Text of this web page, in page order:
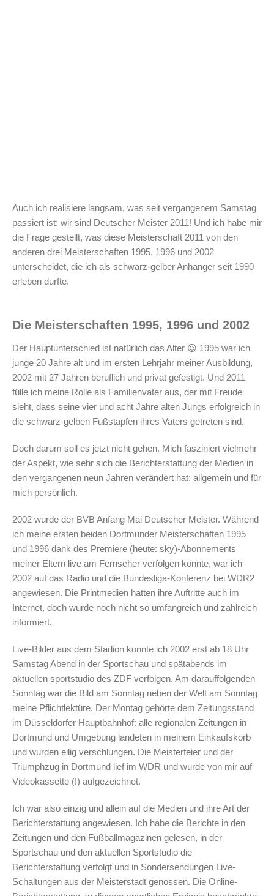
Auch ich realisiere langsam, was seit vergangenem Samstag
passiert ist: wir sind Deutscher Meister 2011! Und ich habe mir
die Frage gestellt, was diese Meisterschaft 2011 von den
anderen drei Meisterschaften 1995, 1996 und 2002
unterscheidet, die ich als schwarz-gelber Anhänger seit 1990
erleben durfte.
Die Meisterschaften 1995, 1996 und 2002
Der Hauptunterschied ist natürlich das Alter 😉 1995 war ich
junge 20 Jahre alt und im ersten Lehrjahr meiner Ausbildung,
2002 mit 27 Jahren beruflich und privat gefestigt. Und 2011
fülle ich meine Rolle als Familienvater aus, der mit Freude
sieht, dass seine vier und acht Jahre alten Jungs erfolgreich in
die schwarz-gelben Fußstapfen ihres Vaters getreten sind.
Doch darum soll es jetzt nicht gehen. Mich fasziniert vielmehr
der Aspekt, wie sehr sich die Berichterstattung der Medien in
den vergangenen neun Jahren verändert hat: allgemein und für
mich persönlich.
2002 wurde der BVB Anfang Mai Deutscher Meister. Während
ich meine ersten beiden Dortmunder Meisterschaften 1995
und 1996 dank des Premiere (heute: sky)-Abonnements
meiner Eltern live am Fernseher verfolgen konnte, war ich
2002 auf das Radio und die Bundesliga-Konferenz bei WDR2
angewiesen. Die Printmedien hatten ihre Auftritte auch im
Internet, doch wurde noch nicht so umfangreich und zahlreich
informiert.
Live-Bilder aus dem Stadion konnte ich 2002 erst ab 18 Uhr
Samstag Abend in der Sportschau und spätabends im
aktuellen sportstudio des ZDF verfolgen. Am darauffolgenden
Sonntag war die Bild am Sonntag neben der Welt am Sonntag
meine Pflichtlektüre. Der Montag gehörte dem Zeitungsstand
im Düsseldorfer Hauptbahnhof: alle regionalen Zeitungen in
Dortmund und Umgebung landeten in meinem Einkaufskorb
und wurden eilig verschlungen. Die Meisterfeier und der
Triumphzug in Dortmund lief im WDR und wurde von mir auf
Videokassette (!) aufgezeichnet.
Ich war also einzig und allein auf die Medien und ihre Art der
Berichterstattung angewiesen. Ich habe die Berichte in den
Zeitungen und den Fußballmagazinen gelesen, in der
Sportschau und den aktuellen Sportstudio die
Berichterstattung verfolgt und in Sondersendungen Live-
Schaltungen aus der Meisterstadt genossen. Die Online-